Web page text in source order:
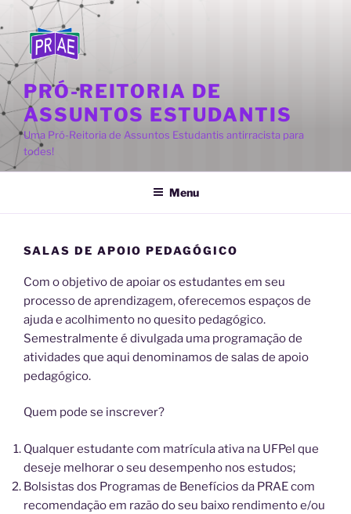
Pular
para
o
conteúdo
PRÓ-REITORIA DE
ASSUNTOS ESTUDANTIS
Uma Pró-Reitoria de Assuntos Estudantis antirracista para
todes!
Menu
SALAS DE APOIO PEDAGÓGICO
Com o objetivo de apoiar os estudantes em seu
processo de aprendizagem, oferecemos espaços de
ajuda e acolhimento no quesito pedagógico.
Semestralmente é divulgada uma programação de
atividades que aqui denominamos de salas de apoio
pedagógico.
Quem pode se inscrever?
Qualquer estudante com matrícula ativa na UFPel que
deseje melhorar o seu desempenho nos estudos;
Bolsistas dos Programas de Benefícios da PRAE com
recomendação em razão do seu baixo rendimento e/ou